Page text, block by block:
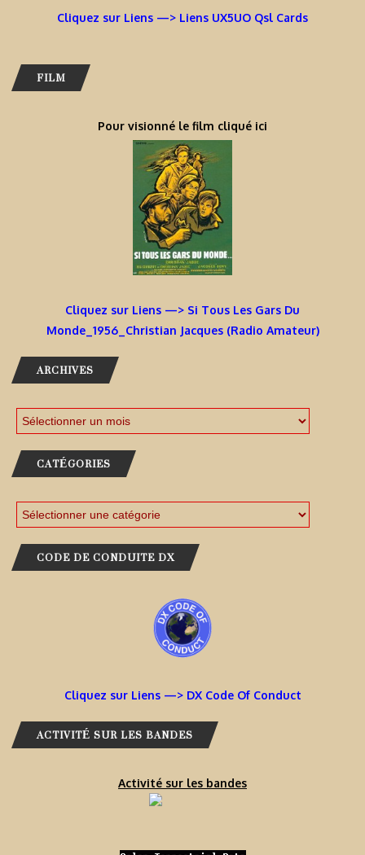
Cliquez sur Liens —> Liens UX5UO Qsl Cards
FILM
Pour visionné le film cliqué ici
Cliquez sur Liens —> Si Tous Les Gars Du
Monde_1956_Christian Jacques (Radio Amateur)
ARCHIVES
CATÉGORIES
CODE DE CONDUITE DX
Cliquez sur Liens —> DX Code Of Conduct
ACTIVITÉ SUR LES BANDES
Activité sur les bandes